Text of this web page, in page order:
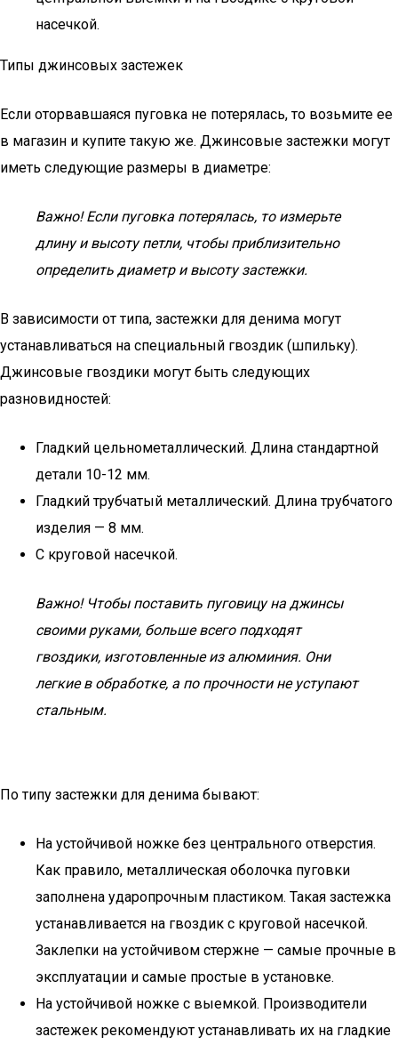
насечкой.
Типы джинсовых застежек
Если оторвавшаяся пуговка не потерялась, то возьмите ее
в магазин и купите такую же. Джинсовые застежки могут
иметь следующие размеры в диаметре:
Важно! Если пуговка потерялась, то измерьте
длину и высоту петли, чтобы приблизительно
определить диаметр и высоту застежки.
В зависимости от типа, застежки для денима могут
устанавливаться на специальный гвоздик (шпильку).
Джинсовые гвоздики могут быть следующих
разновидностей:
Гладкий цельнометаллический. Длина стандартной
детали 10-12 мм.
Гладкий трубчатый металлический. Длина трубчатого
изделия — 8 мм.
С круговой насечкой.
Важно! Чтобы поставить пуговицу на джинсы
своими руками, больше всего подходят
гвоздики, изготовленные из алюминия. Они
легкие в обработке, а по прочности не уступают
стальным.
По типу застежки для денима бывают:
На устойчивой ножке без центрального отверстия.
Как правило, металлическая оболочка пуговки
заполнена ударопрочным пластиком. Такая застежка
устанавливается на гвоздик с круговой насечкой.
Заклепки на устойчивом стержне — самые прочные в
эксплуатации и самые простые в установке.
На устойчивой ножке с выемкой. Производители
застежек рекомендуют устанавливать их на гладкие